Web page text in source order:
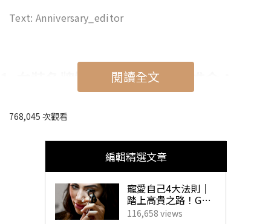
Text: Anniversary_editor
1. 女裝名牌短銀包情人節禮物推介：
GUCCI GG Marmont卡片銀包
閱讀全文
768,045 次觀看
編輯精選文章
寵愛自己4大法則｜
踏上高貴之路！GIA
珠寶鑽飾必備指南
116,658 views